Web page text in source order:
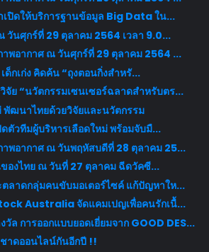
เปิดให้บริการฐานข้อมูล Big Data ใน...
นศุกร์ที่ 29 ตุลาคม 2564 เวลา 9.0...
พอากาศ ณ วันศุกร์ที่ 29 ตุลาคม 2564 ...
ด็กเก่ง คิดค้น “ถุงตอนกิ่งสำหรั...
จัย “นวัตกรรมเซนเซอร์ฉลาดสำหรับตร...
พัฒนาไทยด้วยวิจัยและนวัตกรรม
ตัวทีมผู้บริหารเลือดใหม่ พร้อมจับมื...
พอากาศ ณ วันพฤหัสบดีที่ 28 ตุลาคม 25...
องไทย ณ วันที่ 27 ตุลาคม ฉีดวัคซี...
ตลาดกลุ่มคนขับมอเตอร์ไซค์ แก้ปัญหาให...
Australia จัดแคมเปญเพื่อคนรักเนื้...
วัล การออกแบบยอดเยี่ยมจาก GOOD DES...
าดออนไลน์กันอีกปี !!